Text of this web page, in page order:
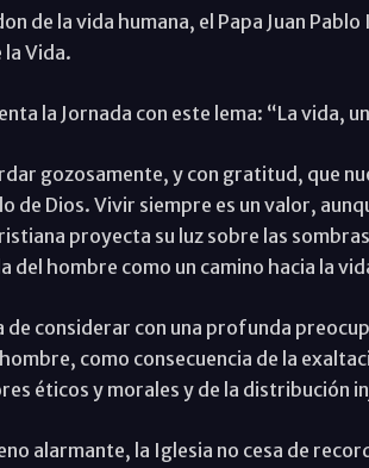
de la vida humana, el Papa Juan
la Vida.
la Jornada con este lema: “La vida,
gozosamente, y con gratitud, que
de Dios. Vivir siempre es un valor,
proyecta su luz sobre las
del hombre como un camino hacia la
de considerar con una profunda
como consecuencia de la
éticos y morales y de la distribución
alarmante, la Iglesia no cesa de